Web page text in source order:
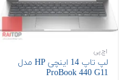
اچ‌پی
لپ تاپ 14 اینچی HP مدل
ProBook 440 G11